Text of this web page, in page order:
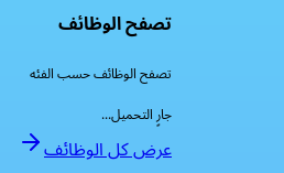
تصفح الوظائف
تصفح الوظائف حسب الفئه
جارٍ التحميل...
عرض كل الوظائف